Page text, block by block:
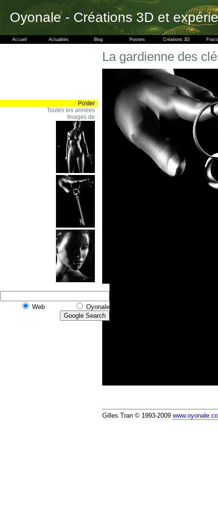
Oyonale - Créations 3D et
Accueil Actualités Blog Posters Créations 3D
Poster
Toutes les années
Images de
Web Oyonale
La gardienne des
Gilles Tran © 1993-2009